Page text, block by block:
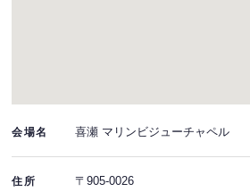
会場名 喜瀬 マリンビジューチャペル
住所
〒905-0026